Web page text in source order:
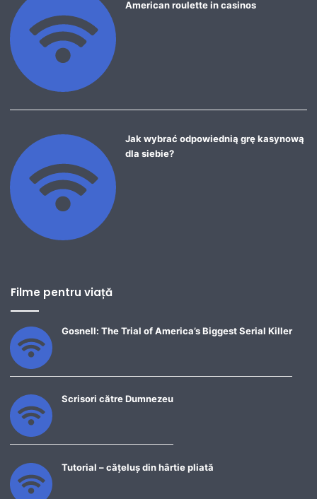
American roulette in casinos
Jak wybrać odpowiednią grę kasynową
dla siebie?
Filme pentru viață
Gosnell: The Trial of America’s Biggest Serial Killer
Scrisori către Dumnezeu
Tutorial – cățeluș din hârtie pliată